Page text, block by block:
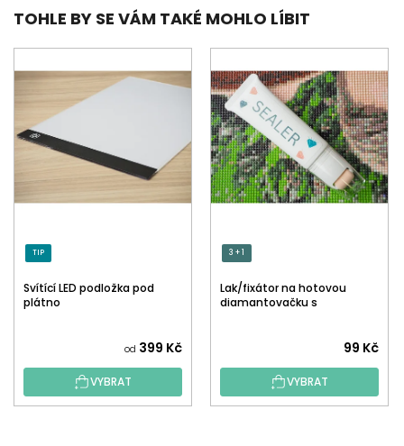
TOHLE BY SE VÁM TAKÉ MOHLO LÍBIT
TIP
Svítící LED podložka pod
plátno
od 399 Kč
VYBRAT
3 + 1
Lak/fixátor na hotovou
diamantovačku s
hodnocení
produktu
je
99 Kč
VYBRAT